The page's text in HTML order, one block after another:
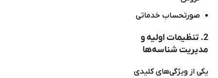
صورتحساب خدماتی
2. تنظیمات اولیه و
مدیریت شناسه‌ها
یکی از ویژگی‌های کلیدی